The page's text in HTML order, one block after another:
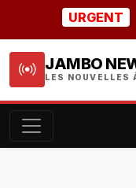
URGENT
JAMBO
LES NOUVELLES